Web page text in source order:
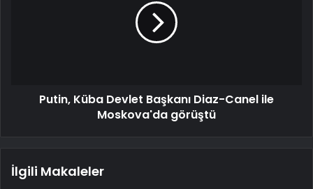
Putin, Küba Devlet Başkanı Diaz-Canel ile
Moskova'da görüştü
İlgili Makaleler